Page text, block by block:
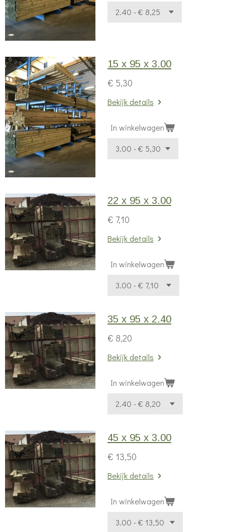
15 x 95 x 3.00
€ 5,30
Bekijk details
In winkelwagen
22 x 95 x 3.00
€ 7,10
Bekijk details
In winkelwagen
35 x 95 x 2.40
€ 8,20
Bekijk details
In winkelwagen
45 x 95 x 3.00
€ 13,50
Bekijk details
In winkelwagen